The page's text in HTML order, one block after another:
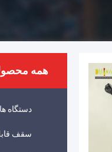
همه
دستگاه
سقف